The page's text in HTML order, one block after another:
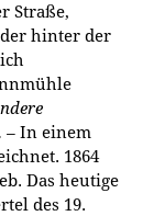
Straße,
hinter der
– In einem
1864
Das heutige
des 19.